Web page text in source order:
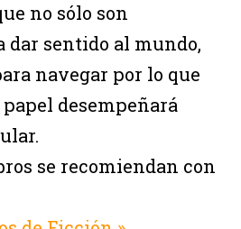
no sólo son
dar sentido al mundo,
navegar por lo que
desempeñará
se recomiendan con